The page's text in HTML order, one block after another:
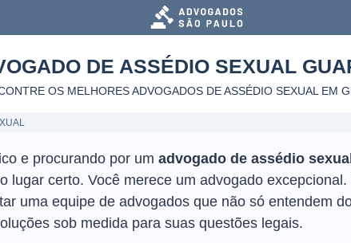
DE ASSÉDIO SEXUAL
OS MELHORES ADVOGADOS DE ASSÉDIO SEXUAL EM
e procurando por um advogado de assédio
lugar certo. Você merece um advogado
uma equipe de advogados que não só entendem
sob medida para suas questões legais.